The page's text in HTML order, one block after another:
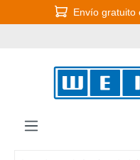
Saltar al contenido principal
Envío gratuito